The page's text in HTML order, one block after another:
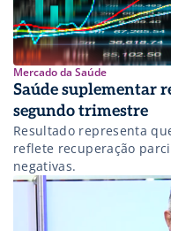
Mercado da Saúde
Saúde suplementar
segundo trimestre
Resultado representa
reflete recuperação
negativas.